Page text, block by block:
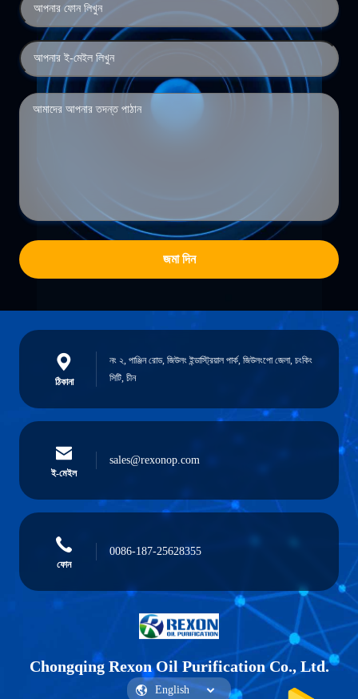
জমা দিন
ঠিকানা
নং ২, পাঞ্জিন রোড, জিউলং ইন্ডাস্ট্রিয়াল পার্ক, জিউলংপো জেলা, চংকিং
সিটি, চীন
ই-মেইল
sales@rexonop.com
ফোন
0086-187-25628355
Chongqing Rexon Oil Purification Co., Ltd.